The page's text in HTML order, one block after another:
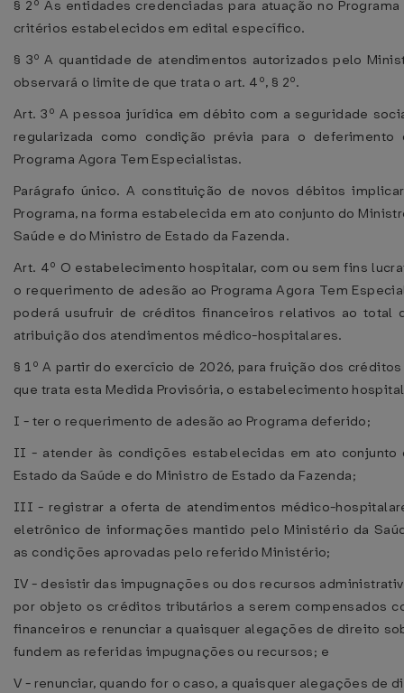
§ 2º As entidades credenciadas para atuação no
critérios estabelecidos em edital específico.
§ 3º A quantidade de atendimentos autorizados pelo
observará o limite de que trata o art. 4º, § 2º.
Art. 3º A pessoa jurídica em débito com a seguridade
regularizada como condição prévia para o deferimento
Programa Agora Tem Especialistas.
Parágrafo único. A constituição de novos débitos
Programa, na forma estabelecida em ato conjunto do
Saúde e do Ministro de Estado da Fazenda.
Art. 4º O estabelecimento hospitalar, com ou sem fins
o requerimento de adesão ao Programa Agora Tem
poderá usufruir de créditos financeiros relativos ao total
atribuição dos atendimentos médico-hospitalares.
§ 1º A partir do exercício de 2026, para fruição dos
que trata esta Medida Provisória, o estabelecimento
I - ter o requerimento de adesão ao Programa deferido;
II - atender às condições estabelecidas em ato conjunto
Estado da Saúde e do Ministro de Estado da Fazenda;
III - registrar a oferta de atendimentos médico-
eletrônico de informações mantido pelo Ministério da
as condições aprovadas pelo referido Ministério;
IV - desistir das impugnações ou dos recursos
por objeto os créditos tributários a serem compensados
financeiros e renunciar a quaisquer alegações de direito
fundem as referidas impugnações ou recursos; e
V - renunciar, quando for o caso, a quaisquer alegações de